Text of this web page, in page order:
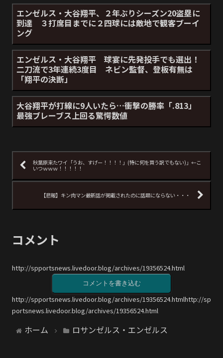
エンゼルス・大谷翔平、２年ぶりシーズン20盗塁に
到達 ３打席目までに２四球には敵地で観客ブーイ
ング
エンゼルス・大谷翔平 球宴に先発投手でも選出！
二刀流で3年連続3度目 ネビン監督、登板有無は
「翔平の決断」
大谷翔平が打線に9人いたら…衝撃の勝率「.813」
最強ブレーブス上回る驚愕数値
秋葉原来たワイ「うお、すげー！！！！」(特に何を買う訳でもない)」←こ
いつｗｗｗ！！！！！
【悲報】キン肉マン最新話が掲載されたのに話題にならない・・・
コメント
http://spportsnews.livedoor.blog/archives/19356524.html
コメントを書き込む
http://spportsnews.livedoor.blog/archives/19356524.htmlhttp://sp
portsnews.livedoor.blog/archives/19356524.html
ホーム ロサンゼルス・エンゼルス